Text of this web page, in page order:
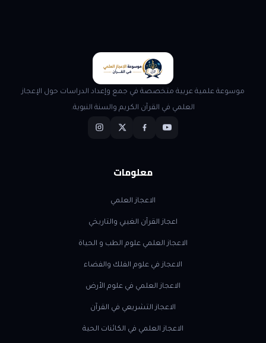
موسوعة علمية عربية متخصصة في جمع وإعداد الدراسات حول الإعجاز
العلمي في القرآن الكريم والسنة النبوية.
معلومات
الاعجاز العلمي
اعجاز القرآن الغيبي والتاريخي
الاعجاز العلمي علوم الطب و الحياة
الاعجاز في علوم الفلك والفضاء
الاعجاز العلمي في علوم الأرض
الاعجاز التشريعي في القرآن
الاعجاز العلمي في الكائنات الحية